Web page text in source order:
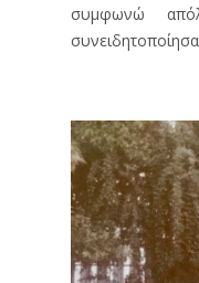
συμφωνώ